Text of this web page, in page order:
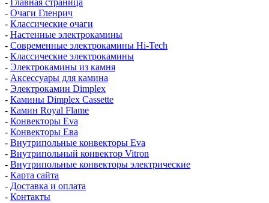
- Главная страница
- Очаги Гленрич
- Классические очаги
- Настенные электрокамины
- Современные электрокамины Hi-Tech
- Классические электрокамины
- Электрокамины из камня
- Аксессуары для камина
- Электрокамин Dimplex
- Камины Dimplex Cassette
- Камин Royal Flame
- Конвекторы Eva
- Конвекторы Ева
- Внутрипольные конвекторы Eva
- Внутрипольный конвектор Vitron
- Внутрипольные конвекторы электрические
- Карта сайта
- Доставка и оплата
- Контакты